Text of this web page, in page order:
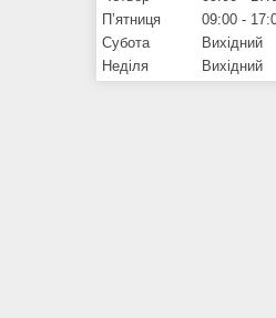
Пʼятниця
09:00
Субота
Вихідний
Неділя
Вихідний